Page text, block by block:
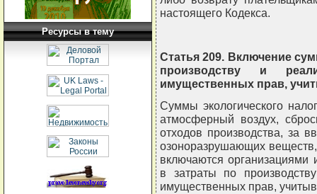
Ресурсы в тему
настоящего Кодекса.
Статья 209. Включение
производству и
имущественных прав,
Суммы экологического
атмосферный воздух,
отходов производства, за
озоноразрушающих
включаются
в затраты по
имущественных прав,